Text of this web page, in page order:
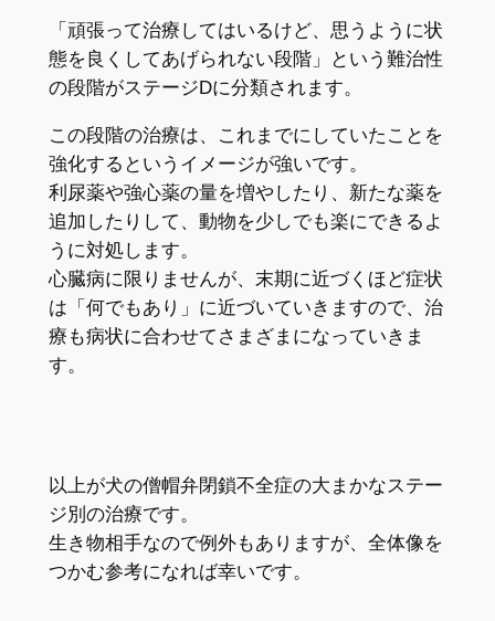
「頑張って治療してはいるけど、思うように状
態を良くしてあげられない段階」という難治性
の段階がステージDに分類されます。
この段階の治療は、これまでにしていたことを
強化するというイメージが強いです。
利尿薬や強心薬の量を増やしたり、新たな薬を
追加したりして、動物を少しでも楽にできるよ
うに対処します。
心臓病に限りませんが、末期に近づくほど症状
は「何でもあり」に近づいていきますので、治
療も病状に合わせてさまざまになっていきま
す。
以上が犬の僧帽弁閉鎖不全症の大まかなステー
ジ別の治療です。
生き物相手なので例外もありますが、全体像を
つかむ参考になれば幸いです。